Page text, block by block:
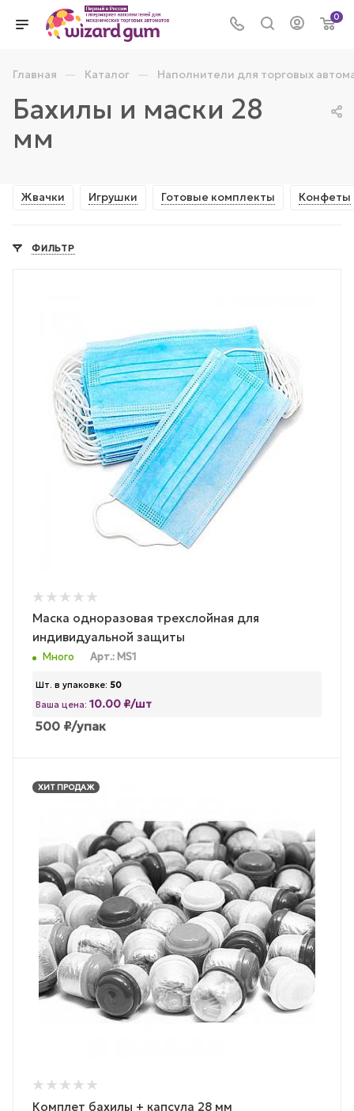
0
Главная — Каталог — Наполнители для торговых
Бахилы и маски 28
мм
Жвачки Игрушки Готовые комплекты Конфеты
ФИЛЬТР
Маска одноразовая трехслойная для
индивидуальной защиты
Много Арт.: MS1
Шт. в упаковке: 50
Ваша цена: 10.00 ₽/шт
500 ₽/упак
ХИТ ПРОДАЖ
Комплет бахилы + капсула 28 мм